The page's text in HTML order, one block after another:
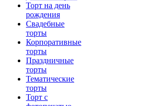
Торт на день
рождения
Свадебные
торты
Корпоративные
торты
Праздничные
торты
Тематические
торты
Торт с